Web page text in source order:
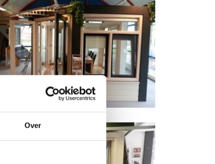
Over